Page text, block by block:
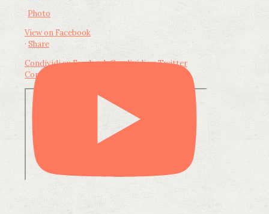
Photo
View on Facebook
· Share
Condividi su FacebookCondividi su Twitter
Condividi su LinkedIn